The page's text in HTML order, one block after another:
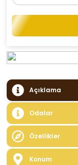
Açıklama
Odalar
Özellikler
Konum